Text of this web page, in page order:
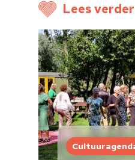
Lees verder